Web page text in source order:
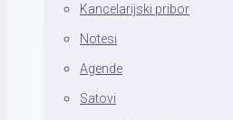
Kancelarijski pribor
Notesi
Agende
Satovi